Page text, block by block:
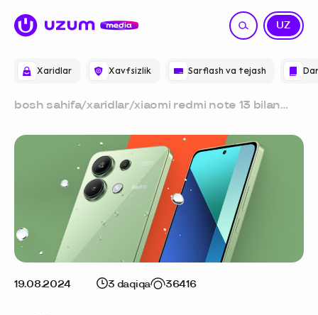
Xaridlar Xavfsizlik Sarflash va tejash
UZ
RU
bosh sahifa/xaridlar/xiaomi redmi note 13 bilan
yugurishdan to kechki yoqimli
ovqatgacha
19.08.2024 3 daqiqa 36416